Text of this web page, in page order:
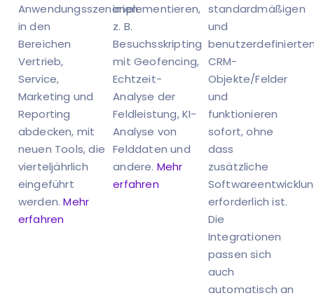
Anwendungsszenarien
in den
Bereichen
Vertrieb,
Service,
Marketing und
Reporting
abdecken, mit
neuen Tools, die
vierteljährlich
eingeführt
werden.Mehr
erfahren
implementieren,
z. B.
Besuchsskripting
mit Geofencing,
Echtzeit-
Analyse der
Feldleistung, KI-
Analyse von
Felddaten und
andere. Mehr
erfahren
standardmäßigen
und
CRM-
Objekte/Felder
und
funktionieren
sofort, ohne
dass
zusätzliche
erforderlich ist.
Die
Integrationen
passen sich
auch
automatisch an